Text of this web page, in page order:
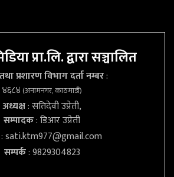
प्रा.लि. द्वारा सञ्चालित
प्रशारण विभाग दर्ता नम्बर:
४६८४(अनामनगर, काठमाडौं)
अध्यक्ष: सतिदेवी उप्रेती,
सम्पादक: डिआर उप्रेती
:sati.ktm977@gmail.com
सम्पर्क: 9829304823